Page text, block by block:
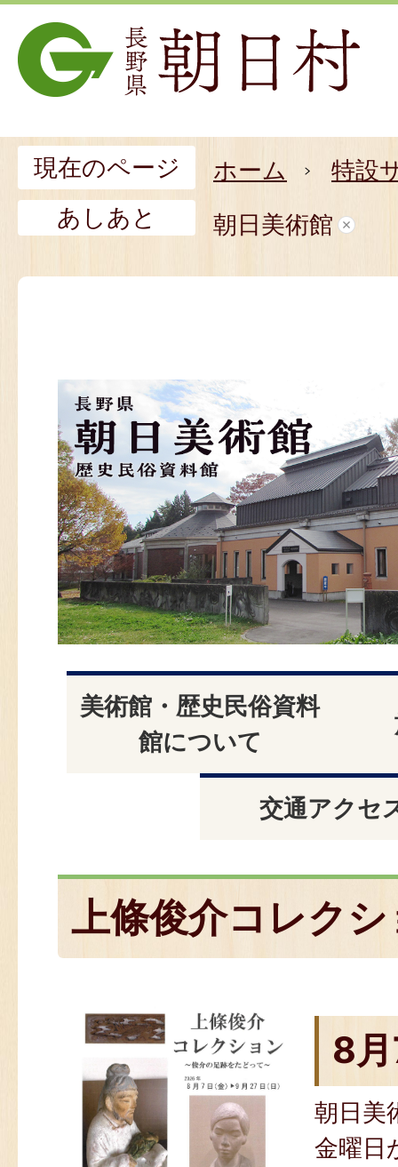
現在のページ ホーム
特設
あしあと
朝日美術館
日
美
術
館
美術館・歴史民俗資料
館について
交通アクセ
上條俊介コレク
8
朝日美
金曜日